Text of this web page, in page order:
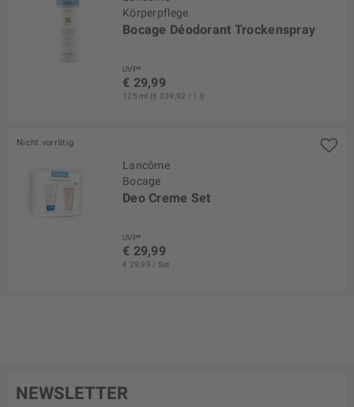
Körperpflege
Bocage Déodorant Trockenspray
UVP*
€ 29,99
125 ml (€ 239,92 / 1 l)
Nicht vorrätig
Lancôme
Bocage
Deo Creme Set
UVP*
€ 29,99
€ 29,99 / Set
NEWSLETTER